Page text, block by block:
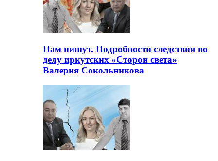
Нам пишут. Подробности следствия по
делу иркутских «Сторон света»
Валерия Сокольникова